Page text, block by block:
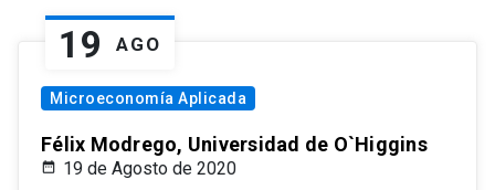
19 AGO
Microeconomía Aplicada
Félix Modrego, Universidad de O`Higgins
19 de Agosto de 2020